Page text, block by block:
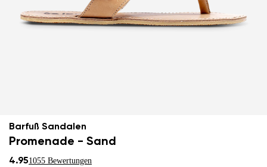
Barfuß Sandalen
Promenade - Sand
4.951055 Bewertungen